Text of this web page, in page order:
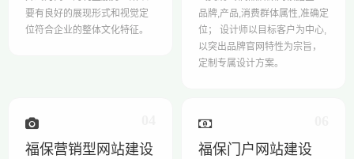
要有良好的展现形式和视觉定
位符合企业的整体文化特征。
品牌,产品,消费群体属性,准确定
位； 设计师以目标客户为中心,
以突出品牌官网特性为宗旨，
定制专属设计方案。
福保营销型网站建设
福保门户网站建设